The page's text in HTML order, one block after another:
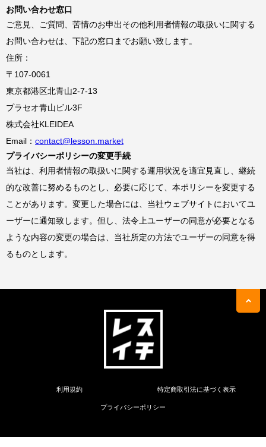
お問い合わせ窓口
ご意見、ご質問、苦情のお申出その他利用者情報の取扱いに関する
お問い合わせは、下記の窓口までお願い致します。
住所：
〒107-0061
東京都港区北青山2-7-13
プラセオ青山ビル3F
株式会社KLEIDEA
Email： contact@lesson.market
プライバシーポリシーの変更手続
当社は、利用者情報の取扱いに関する運用状況を適宜見直し、継続
的な改善に努めるものとし、必要に応じて、本ポリシーを変更する
ことがあります。変更した場合には、当社ウェブサイトにおいてユ
ーザーに通知致します。但し、法令上ユーザーの同意が必要となる
ような内容の変更の場合は、当社所定の方法でユーザーの同意を得
るものとします。
利用規約 特定商取引法に基づく表示
プライバシーポリシー